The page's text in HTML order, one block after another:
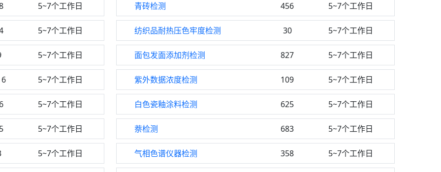
5~7个工作日 青砖检测 456 5~7个工作日
5~7个工作日 纺织品耐热压色牢度检测 30 5~7个工作日
5~7个工作日 面包发面添加剂检测 827 5~7个工作日
5~7个工作日 紫外数据浓度检测 109 5~7个工作日
5~7个工作日 白色瓷釉涂料检测 625 5~7个工作日
5~7个工作日 萘检测 683 5~7个工作日
5~7个工作日 气相色谱仪器检测 358 5~7个工作日